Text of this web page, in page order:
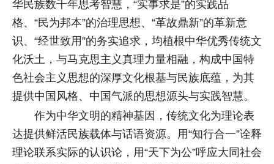
华民族数千年思考智慧，“实事求是”的实践品
格、“民为邦本”的治理思想、“革故鼎新”的革新意
识、“经世致用”的务实追求，均植根中华优秀传统文
化沃土，与马克思主义真理力量相融，构成中国特
色社会主义思想的深厚文化根基与民族底蕴，为其
提供中国风格、中国气派的思想源头与实践智慧。
作为中华文明的精神基因，传统文化为理论表
达提供鲜活民族载体与话语资源。用“知行合一”诠释
理论联系实际的认识论，用“天下为公”呼应大同社会